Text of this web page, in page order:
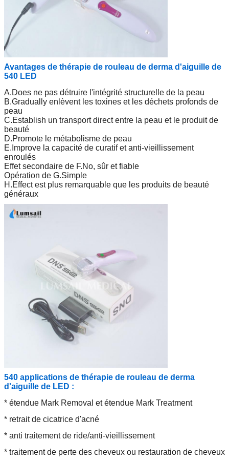
Avantages de thérapie de rouleau de derma d'aiguille de
540 LED
A.Does ne pas détruire l'intégrité structurelle de la peau
B.Gradually enlèvent les toxines et les déchets profonds de
peau
C.Establish un transport direct entre la peau et le produit de
beauté
D.Promote le métabolisme de peau
E.Improve la capacité de curatif et anti-vieillissement
enroulés
Effet secondaire de F.No, sûr et fiable
Opération de G.Simple
H.Effect est plus remarquable que les produits de beauté
généraux
540 applications de thérapie de rouleau de derma
d'aiguille de LED :
* étendue Mark Removal et étendue Mark Treatment
* retrait de cicatrice d'acné
* anti traitement de ride/anti-vieillissement
* traitement de perte des cheveux ou restauration de cheveux